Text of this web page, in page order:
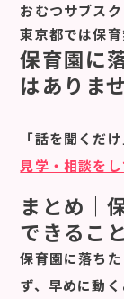
おむつサブス
東京都では保
保育園に
はありま
「話を聞くだ
見学・相談をし
まとめ｜
できるこ
保育園に落ち
ず、早めに動く